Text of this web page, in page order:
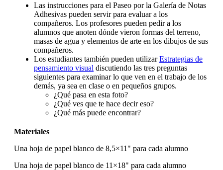
Las instrucciones para el Paseo por la Galería de Notas
Adhesivas pueden servir para evaluar a los
compañeros. Los profesores pueden pedir a los
alumnos que anoten dónde vieron formas del terreno,
masas de agua y elementos de arte en los dibujos de sus
compañeros.
Los estudiantes también pueden utilizarEstrategias de
pensamiento visual discutiendo las tres preguntas
siguientes para examinar lo que ven en el trabajo de los
demás, ya sea en clase o en pequeños grupos.
¿Qué pasa en esta foto?
¿Qué ves que te hace decir eso?
¿Qué más puede encontrar?
Materiales
Una hoja de papel blanco de 8,5×11" para cada alumno
Una hoja de papel blanco de 11×18" para cada alumno